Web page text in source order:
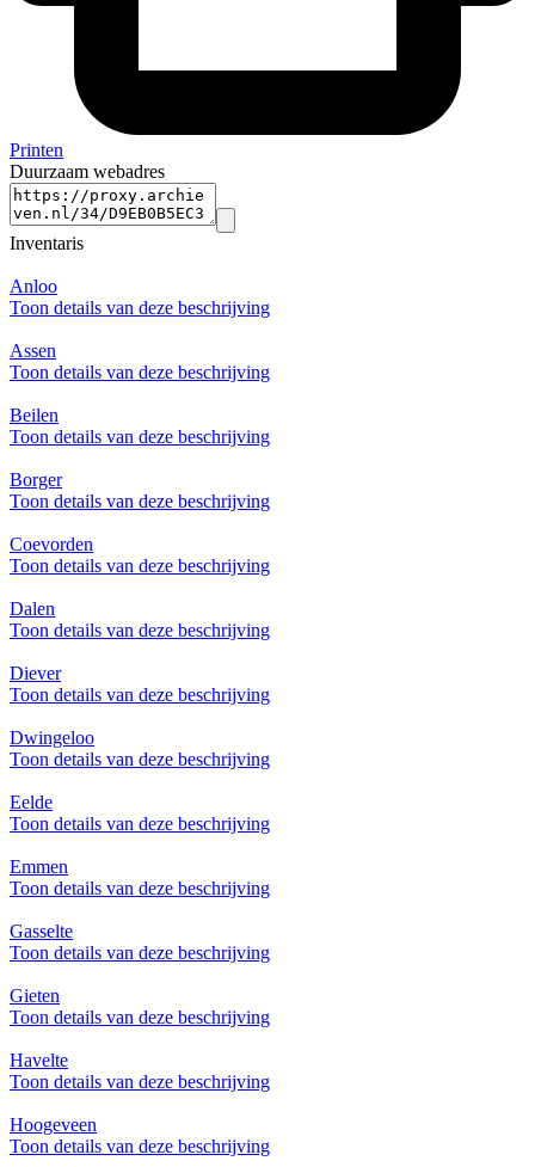
Printen
Duurzaam webadres
Inventaris
Anloo
Toon details van deze beschrijving
Assen
Toon details van deze beschrijving
Beilen
Toon details van deze beschrijving
Borger
Toon details van deze beschrijving
Coevorden
Toon details van deze beschrijving
Dalen
Toon details van deze beschrijving
Diever
Toon details van deze beschrijving
Dwingeloo
Toon details van deze beschrijving
Eelde
Toon details van deze beschrijving
Emmen
Toon details van deze beschrijving
Gasselte
Toon details van deze beschrijving
Gieten
Toon details van deze beschrijving
Havelte
Toon details van deze beschrijving
Hoogeveen
Toon details van deze beschrijving